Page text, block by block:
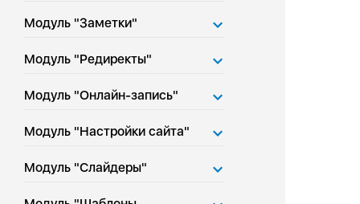
Модуль "Заметки"
Модуль "Редиректы"
Модуль "Онлайн-запись"
Модуль "Настройки сайта"
Модуль "Слайдеры"